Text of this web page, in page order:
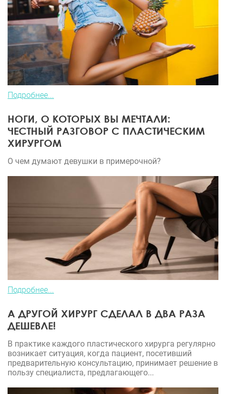
Подробнее...
НОГИ, О КОТОРЫХ ВЫ МЕЧТАЛИ:
ЧЕСТНЫЙ РАЗГОВОР С ПЛАСТИЧЕСКИМ
ХИРУРГОМ
О чем думают девушки в примерочной?
Подробнее...
А ДРУГОЙ ХИРУРГ СДЕЛАЛ В ДВА РАЗА
ДЕШЕВЛЕ!
В практике каждого пластического хирурга регулярно
возникает ситуация, когда пациент, посетивший
предварительную консультацию, принимает решение в
пользу специалиста, предлагающего...